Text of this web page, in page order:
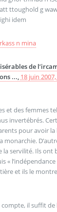
ttoughold g
idem
n mina
de
..., 18 juin
et des femmes
invertébrés.
pour avoir
monarchie.
servilité. Ils ont
« l’indépendance
et ils le
compte, il suffit de